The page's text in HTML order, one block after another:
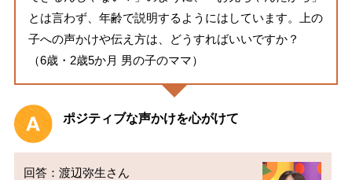
とは言わず、年齢で説明するようにはしています。上の
子への声かけや伝え方は、どうすればいいですか？
（6歳・2歳5か月 男の子のママ）
ポジティブな声かけを心がけて
回答：渡辺弥生さん